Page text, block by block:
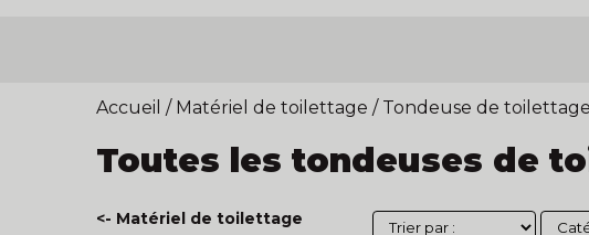
Accueil / Matériel de toilettage / Tondeuse de toilettage
Toutes les tondeuses de
<- Matériel de toilettage